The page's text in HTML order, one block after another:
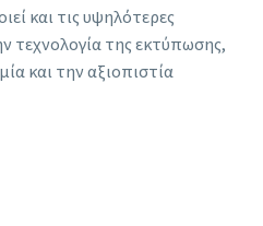
και τις υψηλότερες
τεχνολογία της εκτύπωσης,
και την αξιοπιστία